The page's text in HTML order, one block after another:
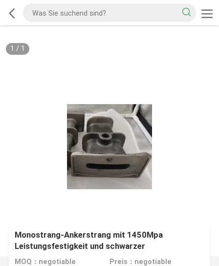
1 / 1
Monostrang-Ankerstrang mit 1450Mpa
Leistungsfestigkeit und schwarzer
Oberflächenbehandlung
MOQ：negotiable Preis：negotiable